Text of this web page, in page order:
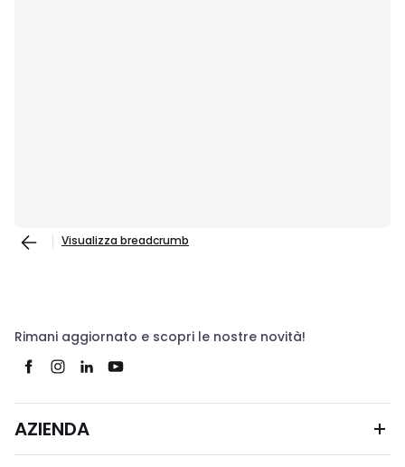
Visualizza breadcrumb
Rimani aggiornato e scopri le nostre novità!
AZIENDA